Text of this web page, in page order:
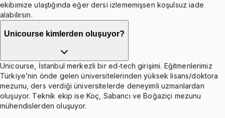
ekibimize ulaştığında eğer dersi izlememişsen koşulsuz iade
alabilirsin.
Unicourse kimlerden oluşuyor?
Unicourse, İstanbul merkezli bir ed-tech girişimi. Eğitmenlerimiz
Türkiye’nin önde gelen üniversitelerinden yüksek lisans/doktora
mezunu, ders verdiği üniversitelerde deneyimli uzmanlardan
oluşuyor. Teknik ekip ise Koç, Sabancı ve Boğaziçi mezunu
mühendislerden oluşuyor.